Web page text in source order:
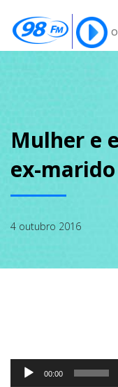
SOBRE
Mulher e
ex-marido
4 outubro 2016
Tocador
00:00